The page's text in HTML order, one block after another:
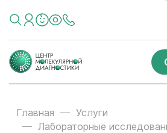
Главная
Услуги
Лабораторные